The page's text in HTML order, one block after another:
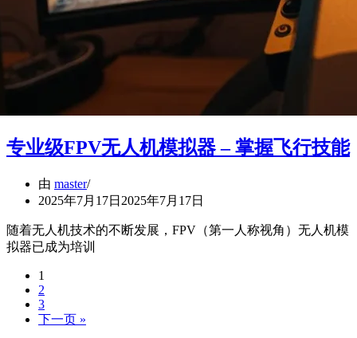
专业级FPV无人机模拟器 – 掌握飞行技能
由 master
2025年7月17日 2025年7月17日
随着无人机技术的不断发展，FPV（第一人称视角）无人机模
拟器已成为培训
1
2
3
下一页 »